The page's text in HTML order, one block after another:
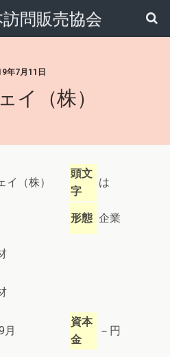
訪問販売協会
年7月11日
イ（株）
イ（株）
頭文
字
は
形態 企業
月
資本
金
－円